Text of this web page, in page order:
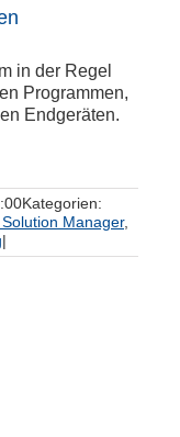
in der Regel
Programmen,
Endgeräten.
Kategorien:
Manager,
|